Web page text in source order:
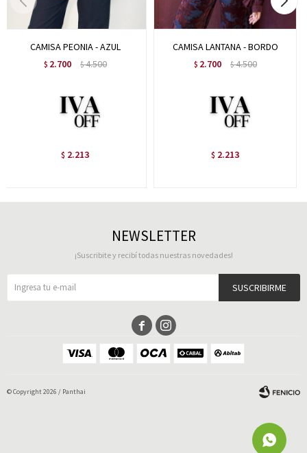
CAMISA PEONIA - AZUL
$ 2.700 $4.500
$ 2.213
CAMISA LANTANA - BORDO
$ 2.700 $4.500
$ 2.213
NEWSLETTER
¡Suscribite y recibí todas nuestras novedades!
SUSCRIBIRME
 
© Copyright 2026 / Panthai